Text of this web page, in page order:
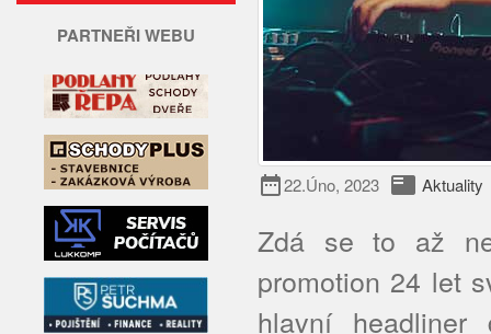
PARTNEŘI WEBU
date_range22.Úno, 2023 featured_play_list Aktuality
Zdá se to až
promotion 24 let
hlavní